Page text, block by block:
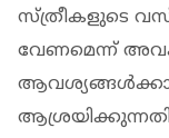
സ്ത്രീകളുടെ
വേണമെന്ന്